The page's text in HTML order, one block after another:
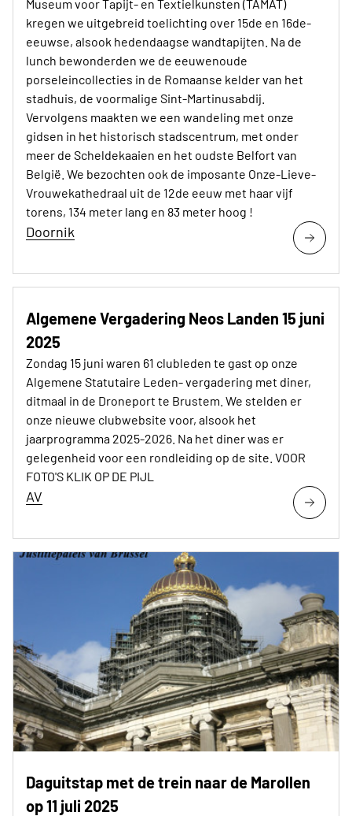
Museum voor Tapijt- en Textielkunsten (TAMAT)
kregen we uitgebreid toelichting over 15de en 16de-
eeuwse, alsook hedendaagse wandtapijten. Na de
lunch bewonderden we de eeuwenoude
porseleincollecties in de Romaanse kelder van het
stadhuis, de voormalige Sint-Martinusabdij.
Vervolgens maakten we een wandeling met onze
gidsen in het historisch stadscentrum, met onder
meer de Scheldekaaien en het oudste Belfort van
België. We bezochten ook de imposante Onze-Lieve-
Vrouwekathedraal uit de 12de eeuw met haar vijf
torens, 134 meter lang en 83 meter hoog !
Doornik
Algemene Vergadering Neos Landen 15 juni
2025
Zondag 15 juni waren 61 clubleden te gast op onze
Algemene Statutaire Leden- vergadering met diner,
ditmaal in de Droneport te Brustem. We stelden er
onze nieuwe clubwebsite voor, alsook het
jaarprogramma 2025-2026. Na het diner was er
gelegenheid voor een rondleiding op de site. VOOR
FOTO'S KLIK OP DE PIJL
AV
Daguitstap met de trein naar de Marollen
op 11 juli 2025